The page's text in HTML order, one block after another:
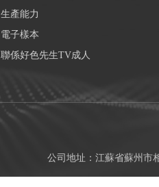
生產能力
電子樣本
聯係好色先生TV成人
公司地址：江蘇省蘇州